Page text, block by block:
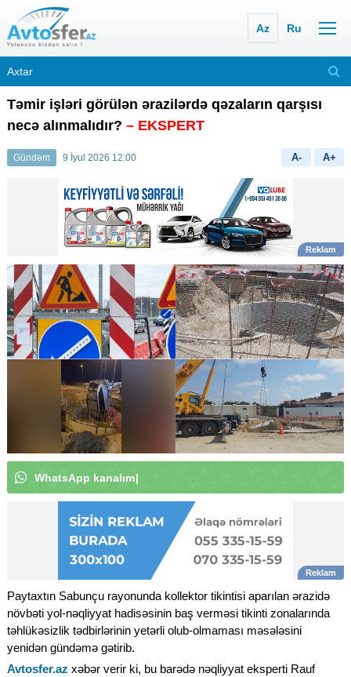
Az Ru
Təmir işləri görülən ərazilərdə qəzaların qarşısı
necə alınmalıdır? – EKSPERT
Gündəm 9 İyul 2026 12:00 A- A+
WhatsApp kanalımı
Paytaxtın Sabunçu rayonunda kollektor tikintisi aparılan ərazidə
növbəti yol-nəqliyyat hadisəsinin baş verməsi tikinti zonalarında
təhlükəsizlik tədbirlərinin yetərli olub-olmaması məsələsini
yenidən gündəmə gətirib.
Avtosfer.az xəbər verir ki, bu barədə nəqliyyat eksperti Rauf